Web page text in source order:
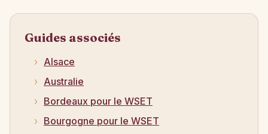
Guides associés
Alsace
Australie
Bordeaux pour le WSET
Bourgogne pour le WSET